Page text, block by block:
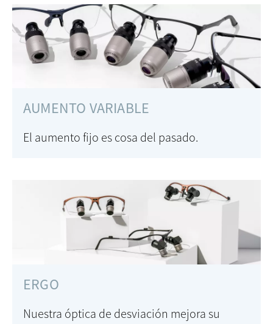
AUMENTO VARIABLE
El aumento fijo es cosa del pasado.
ERGO
Nuestra óptica de desviación mejora su